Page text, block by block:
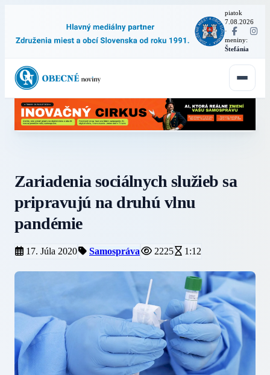
piatok
7.08.2026
·
meniny:
Štefánia
Zariadenia sociálnych služieb sa
pripravujú na druhú vlnu
pandémie
17. Júla 2020 Samospráva 2225 1:12